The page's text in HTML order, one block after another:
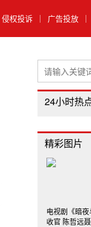
侵权投诉 ｜ 广告投放 ｜
24小时热
精彩图片
电视剧《暗夜
收官 陈哲远